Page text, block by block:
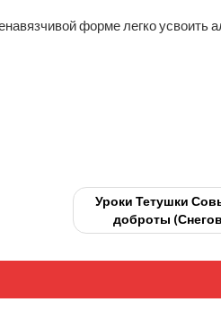
форме легко усвоить
Уроки Тетушки
доброты